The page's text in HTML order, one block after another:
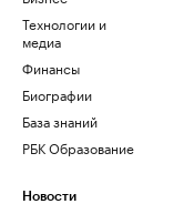
Технологии и
медиа
Финансы
Биографии
База знаний
РБК Образование
Новости